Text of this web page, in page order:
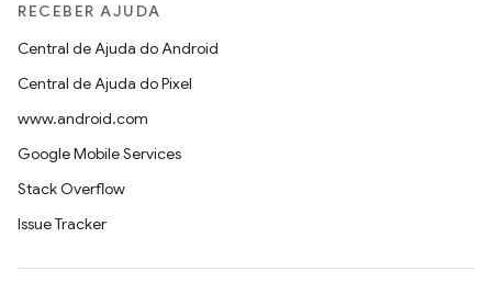
RECEBER AJUDA
Central de Ajuda do Android
Central de Ajuda do Pixel
www.android.com
Google Mobile Services
Stack Overflow
Issue Tracker